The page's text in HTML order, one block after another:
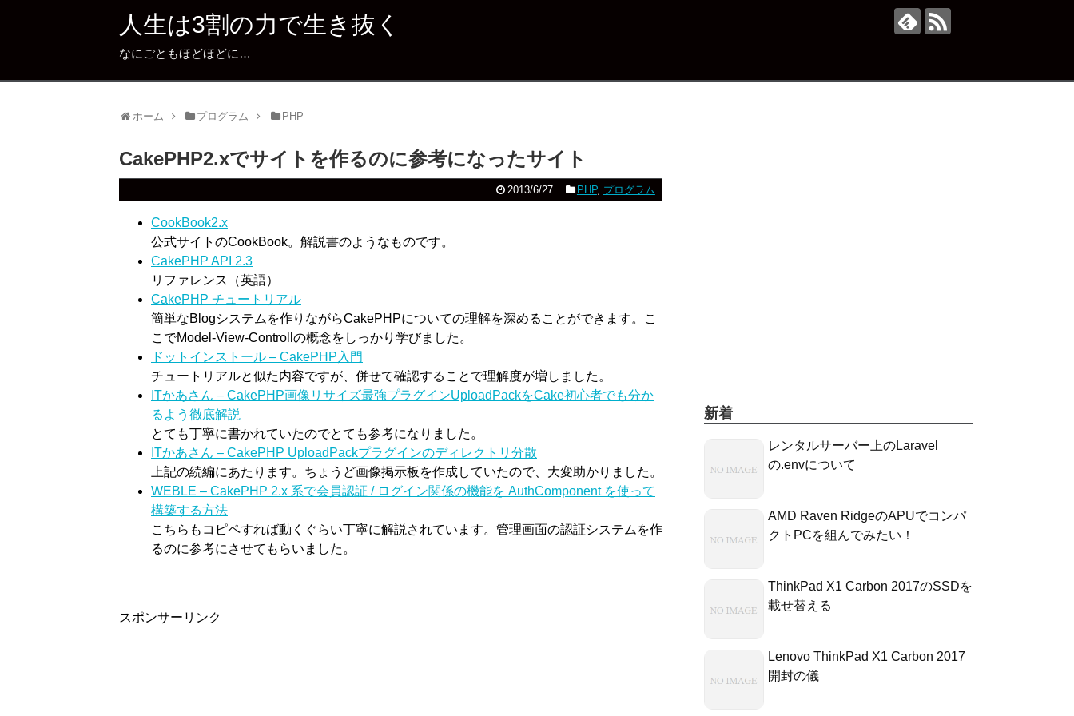
人生は3割の力で生き抜く
なにごともほどほどに…
ホーム プログラム PHP
CakePHP2.xでサイトを作るのに参考になったサイト
2013/6/27 PHP, プログラム
CookBook2.x
公式サイトのCookBook。解説書のようなものです。
CakePHP API 2.3
リファレンス（英語）
CakePHP チュートリアル
簡単なBlogシステムを作りながらCakePHPについての理解を深めることができます。こ
こでModel-View-Controllの概念をしっかり学びました。
ドットインストール – CakePHP入門
チュートリアルと似た内容ですが、併せて確認することで理解度が増しました。
ITかあさん – CakePHP画像リサイズ最強プラグインUploadPackをCake初心者でも分か
るよう徹底解説
とても丁寧に書かれていたのでとても参考になりました。
ITかあさん – CakePHP UploadPackプラグインのディレクトリ分散
上記の続編にあたります。ちょうど画像掲示板を作成していたので、大変助かりました。
WEBLE – CakePHP 2.x 系で会員認証 / ログイン関係の機能を AuthComponent を使って
構築する方法
こちらもコピペすれば動くぐらい丁寧に解説されています。管理画面の認証システムを作
るのに参考にさせてもらいました。
スポンサーリンク
新着
レンタルサーバー上のLaravel
の.envについて
AMD Raven RidgeのAPUでコンパ
クトPCを組んでみたい！
ThinkPad X1 Carbon 2017のSSDを
載せ替える
Lenovo ThinkPad X1 Carbon 2017
開封の儀